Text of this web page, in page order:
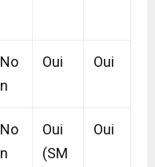
No
n
Oui Oui
No
n
Oui
(SM
Oui